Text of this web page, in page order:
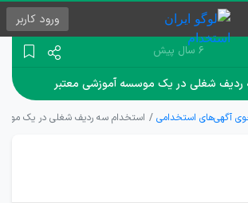
ورود کاربر
۶ سال پیش
ردیف شغلی در یک موسسه آموزشی معتبر
آگهی‌های استخدامی استخدام سه ردیف شغلی در یک